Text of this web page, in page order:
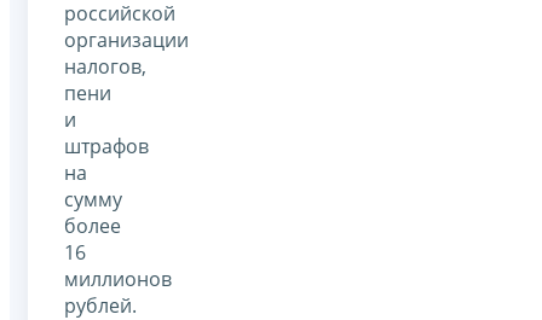
российской
организации
налогов,
пени
и
штрафов
на
сумму
более
16
миллионов
рублей.